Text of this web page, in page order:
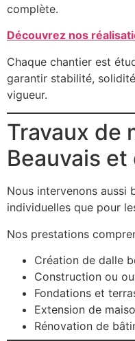
complète.
Découvrez nos
Chaque chantier est
garantir stabilité,
vigueur.
Travaux de
Beauvais et
Nous intervenons aussi
individuelles que pour
Nos prestations
Création de dalle
Construction ou
Fondations et
Extension de
Rénovation de